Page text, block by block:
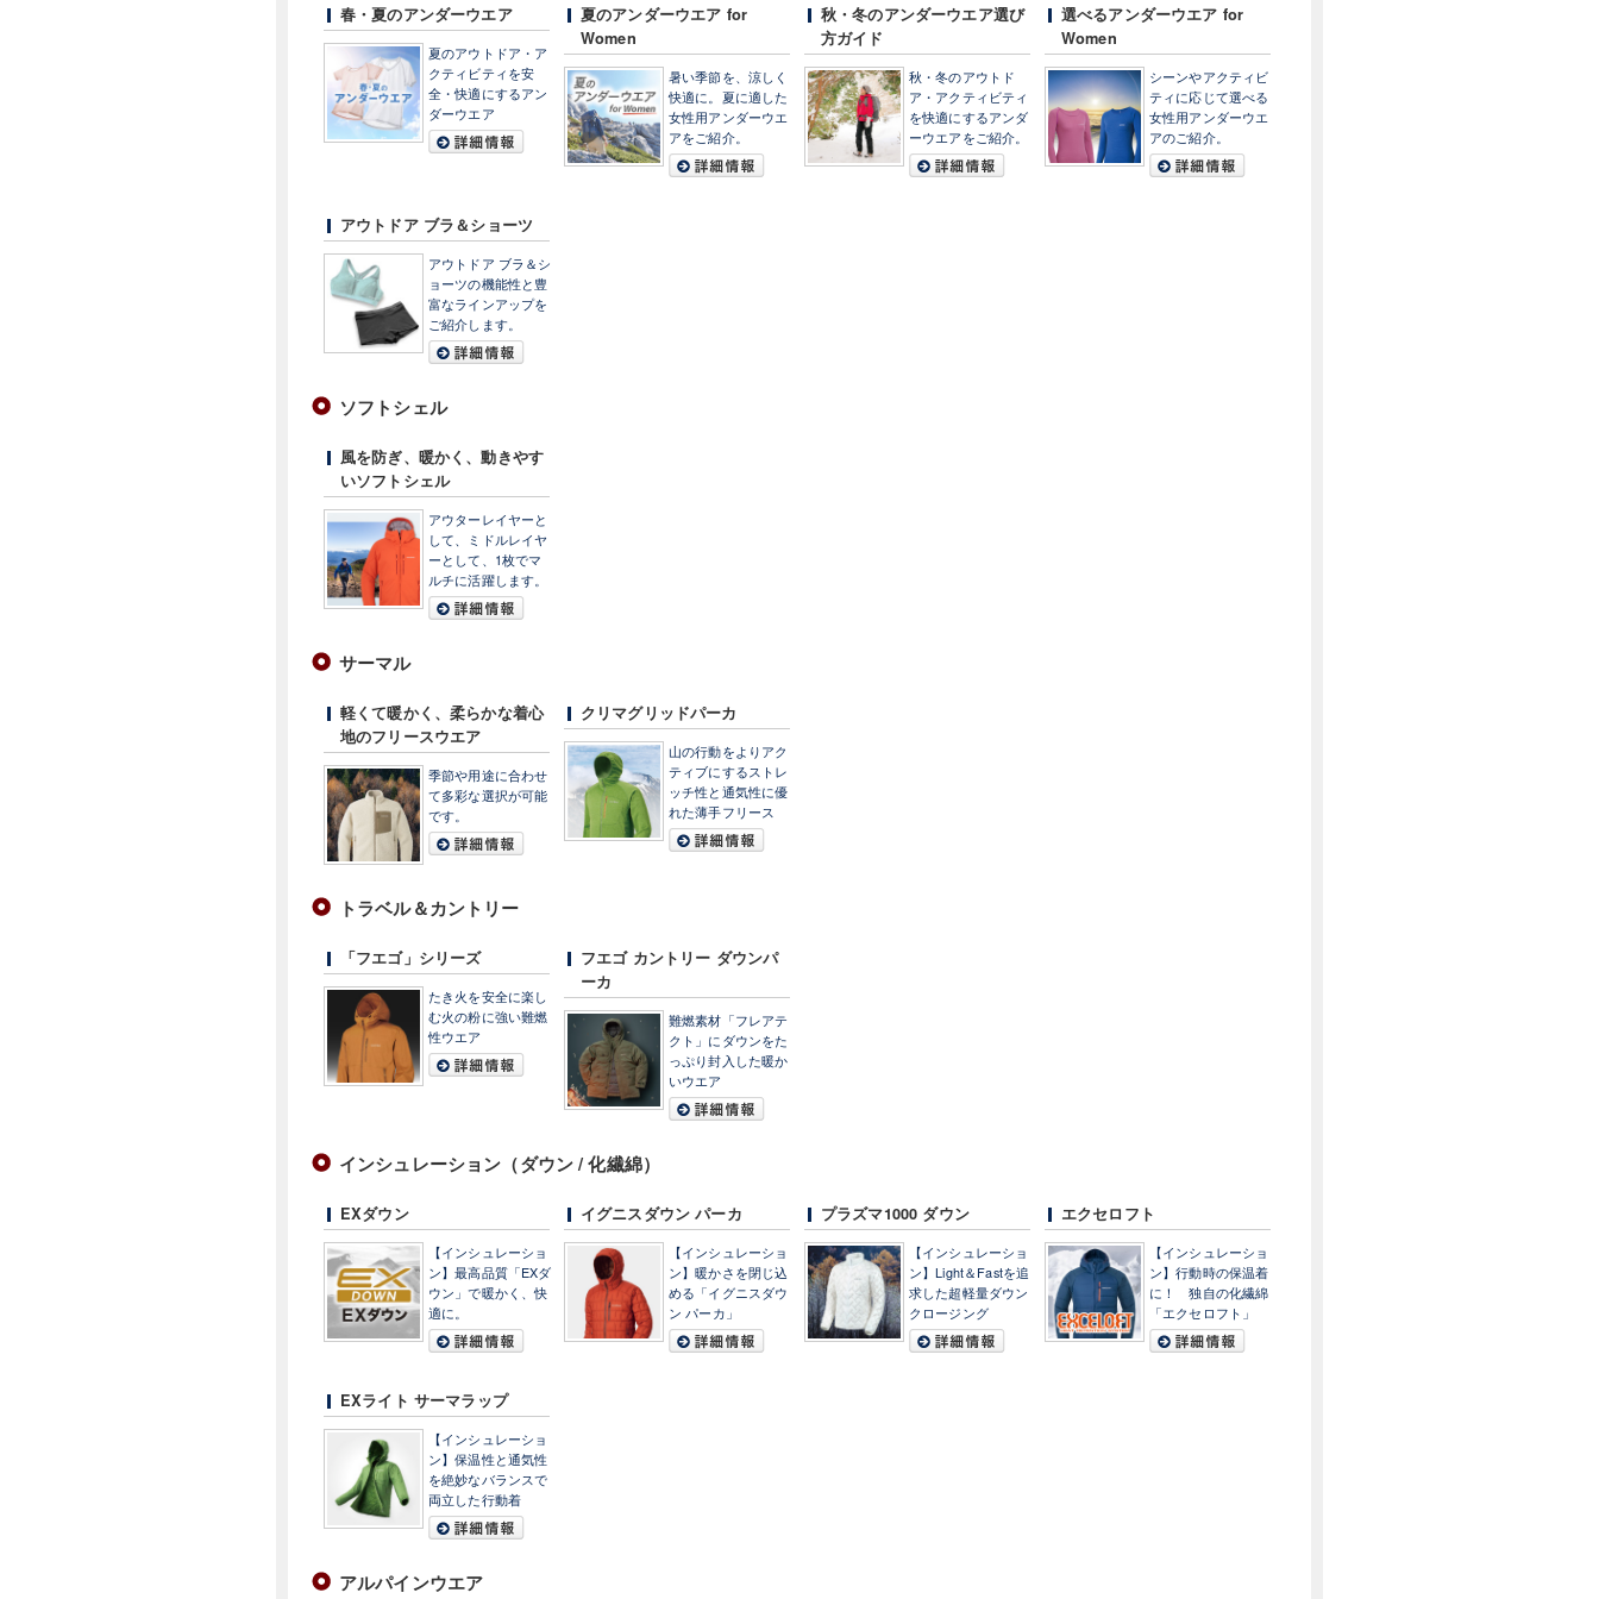
春・夏のアンダーウエア
夏のアウトドア・ア
クティビティを安
全・快適にするアン
ダーウエア
夏のアンダーウエア for
Women
暑い季節を、涼しく
快適に。夏に適した
女性用アンダーウエ
アをご紹介。
秋・冬のアンダーウエア選び
方ガイド
秋・冬のアウトド
ア・アクティビティ
を快適にするアンダ
ーウエアをご紹介。
選べるアンダーウエア for
Women
シーンやアクティビ
ティに応じて選べる
女性用アンダーウエ
アのご紹介。
アウトドア ブラ＆ショーツ
アウトドア ブラ＆シ
ョーツの機能性と豊
富なラインアップを
ご紹介します。
ソフトシェル
風を防ぎ、暖かく、動きやす
いソフトシェル
アウターレイヤーと
して、ミドルレイヤ
ーとして、1枚でマ
ルチに活躍します。
サーマル
軽くて暖かく、柔らかな着心
地のフリースウエア
季節や用途に合わせ
て多彩な選択が可能
です。
クリマグリッドパーカ
山の行動をよりアク
ティブにするストレ
ッチ性と通気性に優
れた薄手フリース
トラベル＆カントリー
「フエゴ」シリーズ
たき火を安全に楽し
む火の粉に強い難燃
性ウエア
フエゴ カントリー ダウンパ
ーカ
難燃素材「フレアテ
クト」にダウンをた
っぷり封入した暖か
いウエア
インシュレーション（ダウン / 化繊綿）
EXダウン
【インシュレーショ
ン】最高品質「EXダ
ウン」で暖かく、快
適に。
イグニスダウン パーカ
【インシュレーショ
ン】暖かさを閉じ込
める「イグニスダウ
ン パーカ」
プラズマ1000 ダウン
【インシュレーショ
ン】Light＆Fastを追
求した超軽量ダウン
クロージング
エクセロフト
【インシュレーショ
ン】行動時の保温着
に！ 独自の化繊綿
「エクセロフト」
EXライト サーマラップ
【インシュレーショ
ン】保温性と通気性
を絶妙なバランスで
両立した行動着
アルパインウエア